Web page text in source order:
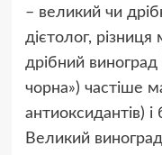
– великий чи
дієтолог,
дрібний
чорна») частіше
антиоксидантів)
Великий